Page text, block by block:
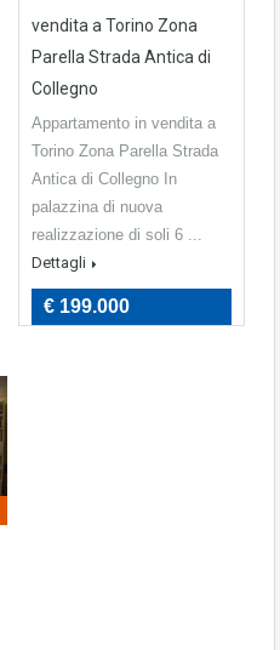
vendita a Torino Zona
Parella Strada Antica di
Collegno
Appartamento in vendita a
Torino Zona Parella Strada
Antica di Collegno In
palazzina di nuova
realizzazione di soli 6 ...
Dettagli
€ 199.000